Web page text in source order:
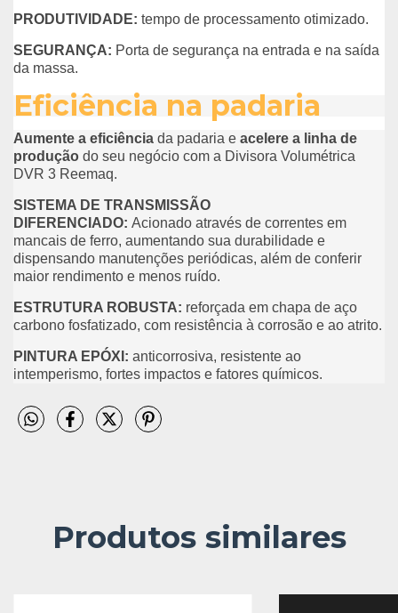
PRODUTIVIDADE: tempo de processamento otimizado.
SEGURANÇA: Porta de segurança na entrada e na saída
da massa.
Eficiência na padaria
Aumente a eficiência da padaria e acelere a linha de
produção do seu negócio com a Divisora Volumétrica
DVR 3 Reemaq.
SISTEMA DE TRANSMISSÃO
DIFERENCIADO: Acionado através de correntes em
mancais de ferro, aumentando sua durabilidade e
dispensando manutenções periódicas, além de conferir
maior rendimento e menos ruído.
ESTRUTURA ROBUSTA: reforçada em chapa de aço
carbono fosfatizado, com resistência à corrosão e ao atrito.
PINTURA EPÓXI: anticorrosiva, resistente ao
intemperismo, fortes impactos e fatores químicos.
Produtos similares